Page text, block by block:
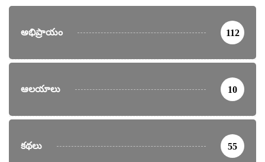
అభిప్రాయం 112
ఆలయాలు 10
కథలు 55